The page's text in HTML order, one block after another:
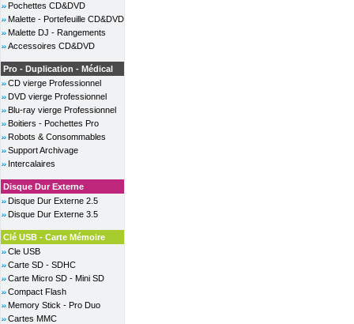
Pochettes CD&DVD
Malette - Portefeuille CD&DVD
Malette DJ - Rangements
Accessoires CD&DVD
Pro - Duplication - Médical
CD vierge Professionnel
DVD vierge Professionnel
Blu-ray vierge Professionnel
Boitiers - Pochettes Pro
Robots & Consommables
Support Archivage
Intercalaires
Disque Dur Externe
Disque Dur Externe 2.5
Disque Dur Externe 3.5
Clé USB - Carte Mémoire
Cle USB
Carte SD - SDHC
Carte Micro SD - Mini SD
Compact Flash
Memory Stick - Pro Duo
Cartes MMC